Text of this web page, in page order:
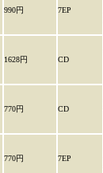
990円 7EP
1628円 CD
770円 CD
770円 7EP